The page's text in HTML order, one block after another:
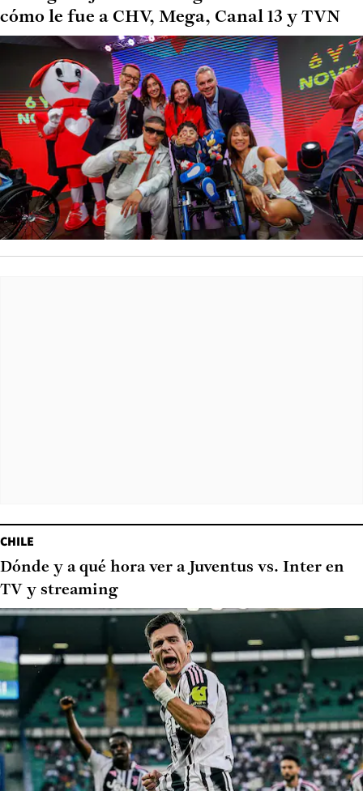
cómo le fue a CHV, Mega, Canal 13 y TVN
CHILE
Dónde y a qué hora ver a Juventus vs. Inter en
TV y streaming